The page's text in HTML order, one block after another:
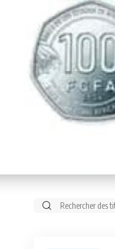
Rechercher: